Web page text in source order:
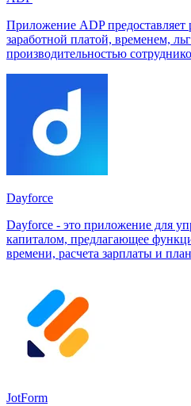
Приложение ADP
заработной платой, временем,
производительностью
Dayforce
Dayforce - это приложение для
капиталом, предлагающее
времени, расчета зарплаты и
JotForm